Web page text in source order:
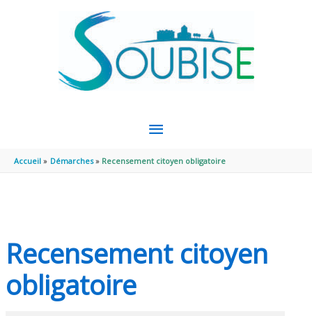
MENU
PRINCIPAL
Accueil Démarches Recensement citoyen obligatoire
Recensement citoyen
obligatoire